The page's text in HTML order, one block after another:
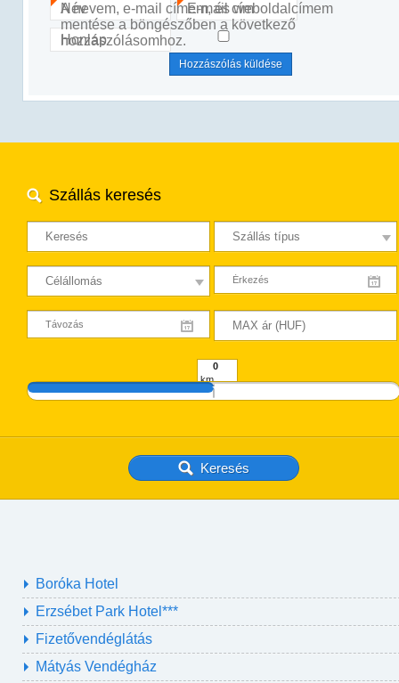
Név E-mail cím
*
Honlap
A nevem, e-mail címem, és weboldalcímem
mentése a böngészőben a következő
hozzászólásomhoz.
Szállás keresés
km
Boróka Hotel
Erzsébet Park Hotel***
Fizetővendéglátás
Mátyás Vendégház